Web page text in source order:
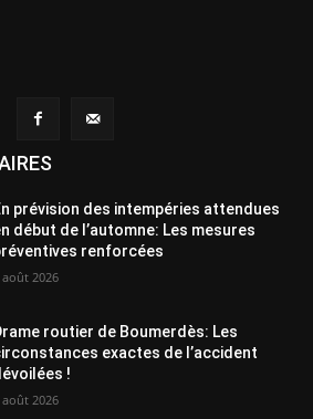
prévision des intempéries attendues
début de l’automne: Les mesures
renforcées
août 2026
routier de Boumerdès: Les
exactes de l’accident
!
août 2026